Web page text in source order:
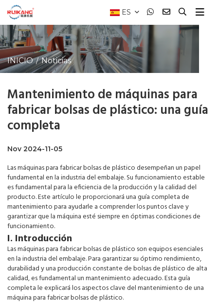
ES
INICIO Noticias
Mantenimiento de máquinas para
fabricar bolsas de plástico: una guía
completa
Nov 2024-11-05
Las máquinas para fabricar bolsas de plástico desempeñan un papel
fundamental en la industria del embalaje. Su funcionamiento estable
es fundamental para la eficiencia de la producción y la calidad del
producto. Este artículo le proporcionará una guía completa de
mantenimiento para ayudarle a comprender los puntos clave y
garantizar que la máquina esté siempre en óptimas condiciones de
funcionamiento.
I. Introducción
Las máquinas para fabricar bolsas de plástico son equipos esenciales
en la industria del embalaje. Para garantizar su óptimo rendimiento,
durabilidad y una producción constante de bolsas de plástico de alta
calidad, es fundamental un mantenimiento adecuado. Esta guía
completa le explicará los aspectos clave del mantenimiento de una
máquina para fabricar bolsas de plástico.